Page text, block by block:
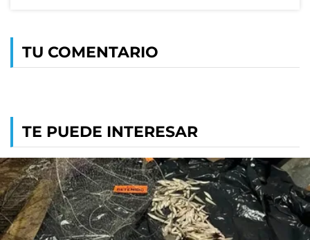
TU COMENTARIO
TE PUEDE INTERESAR